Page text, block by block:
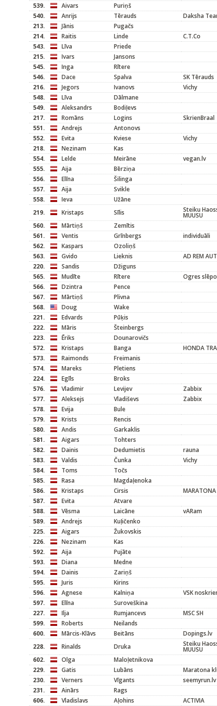
539.
Aivars
Puriņš
540.
Anrijs Tērauds
Daksha
213.
Jānis
Pugačs
214.
Raitis Linde
C.T.Co
543.
Līva
Priede
215.
Ivars
Jansons
545.
Inga
Rītere
546.
Dace Spalva
SK Tērauds
216.
Jegors Ivanovs
Vichy
548.
Līva
Dālmane
549.
Aleksandrs
Bodiļevs
217.
Romāns Logins
SkrienBraal
551.
Andrejs
Antonovs
552.
Evita Kviese
Vichy
218.
Nezinam
Kas
554.
Lelde Meirāne
vegan.lv
555.
Aija
Bērziņa
556.
Elīna
Šilinga
557.
Aija
Svikle
558.
Ieva
Užāne
219.
Kristaps Sīlis Steiku
MUUSU
560.
Mārtiņš
Zemītis
561.
Ventis Grīnbergs
individuāli
562.
Kaspars
Ozoliņš
563.
Gvido Lieknis
AD REM
220.
Sandis
Džiguns
565.
Mudīte Rītere
Ogres
566.
Dzintra
Pence
567.
Mārtiņš
Plivna
568.
Doug
Wake
221.
Edvards
Pūķis
222.
Māris
Šteinbergs
223.
Ēriks
Dounarovičs
572.
Kristaps Banga
HONDA
573.
Raimonds
Freimanis
574.
Mareks
Pletiens
224.
Egīls
Broks
576.
Vladimir Levijev
Zabbix
577.
Aleksejs Vladiševs
Zabbix
578.
Evija
Bule
579.
Krists
Rencis
580.
Andis
Garkaklis
581.
Aigars
Tohters
582.
Dainis Dedumietis
rauna
583.
Valdis Čunka
Vichy
584.
Toms
Točs
585.
Rasa
Magdaļenoka
586.
Kristaps Cirsis
MARATONA
587.
Evita
Atvare
588.
Vēsma Laicāne
vARam
589.
Andrejs
Kuļičenko
225.
Aigars
Žukovskis
226.
Nezinam
Kas
592.
Aija
Pujāte
593.
Diana
Medne
594.
Dainis
Zariņš
595.
Juris
Kirins
596.
Agnese Kalniņa
VSK
597.
Elīna
Suroveškina
227.
Ilja Rumjancevs
MSC SH
599.
Roberts
Neilands
600.
Mārcis-Klāvs Beitāns
Dopings.lv
228.
Rinalds Druka Steiku
MUUSU
602.
Olga
Maloļetnikova
229.
Gatis Lubāns
Maratona
230.
Verners Vīgants
seemyrun.lv
231.
Ainārs
Rags
606.
Vladislavs Aļohins
ACTIVIA